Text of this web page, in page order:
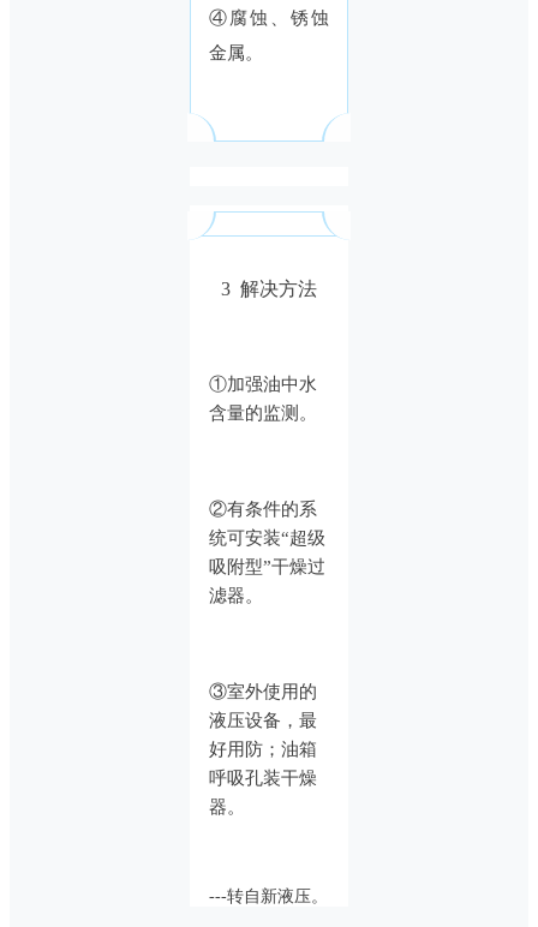
④腐蚀、锈蚀
金属。
3 解决方法
①加强油中水
含量的监测。
②有条件的系
统可安装“超级
吸附型”干燥过
滤器。
③室外使用的
液压设备，最
好用防；油箱
呼吸孔装干燥
器。
---转自新液压。